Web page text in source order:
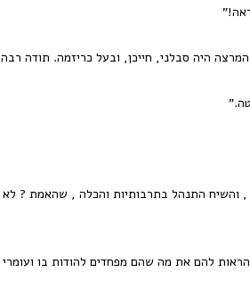
היה סבלני, חייכן, ובעל כריזמה. תודה
התנהל בתרבותיות והכלה , שהאמת ? לא
להם את מה שהם מפחדים להודות בו